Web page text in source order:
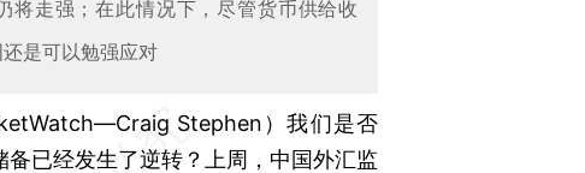
将走强；在此情况下，尽管货币供给收
是可以勉强应对
Stephen）我们是否
已经发生了逆转？上周，中国外汇监